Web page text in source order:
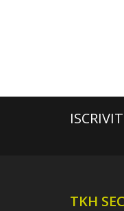
TKH